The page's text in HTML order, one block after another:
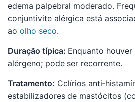
edema palpebral moderado.
conjuntivite alérgica está
ao olho seco.
Duração típica: Enquanto
alérgeno; pode ser recorrente.
Tratamento: Colírios
estabilizadores de mastócitos